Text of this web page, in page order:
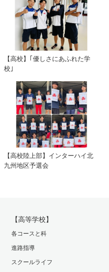
【高校】｢優しさにあふれた学
校｣
【高校陸上部】インターハイ北
九州地区予選会
【高等学校】
各コースと科
進路指導
スクールライフ